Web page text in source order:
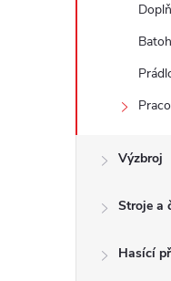
Výzbroj
Stroje a
Hasící